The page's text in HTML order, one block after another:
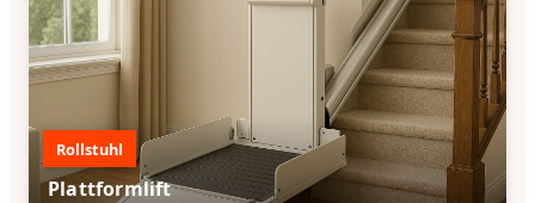
Rollstuhl
Plattformlift